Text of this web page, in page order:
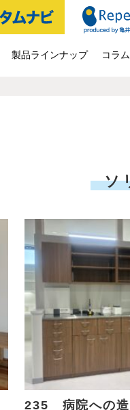
製品ラインナップ コラム
ソ
235 病院への造